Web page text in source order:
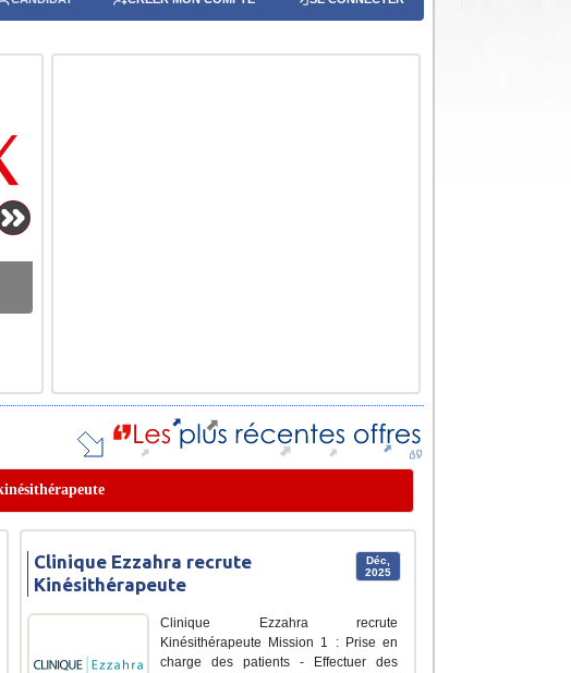
Déc,
2025
Clinique Ezzahra recrute
Kinésithérapeute
Clinique Ezzahra recrute
Kinésithérapeute Mission 1 : Prise en
charge des patients - Effectuer des